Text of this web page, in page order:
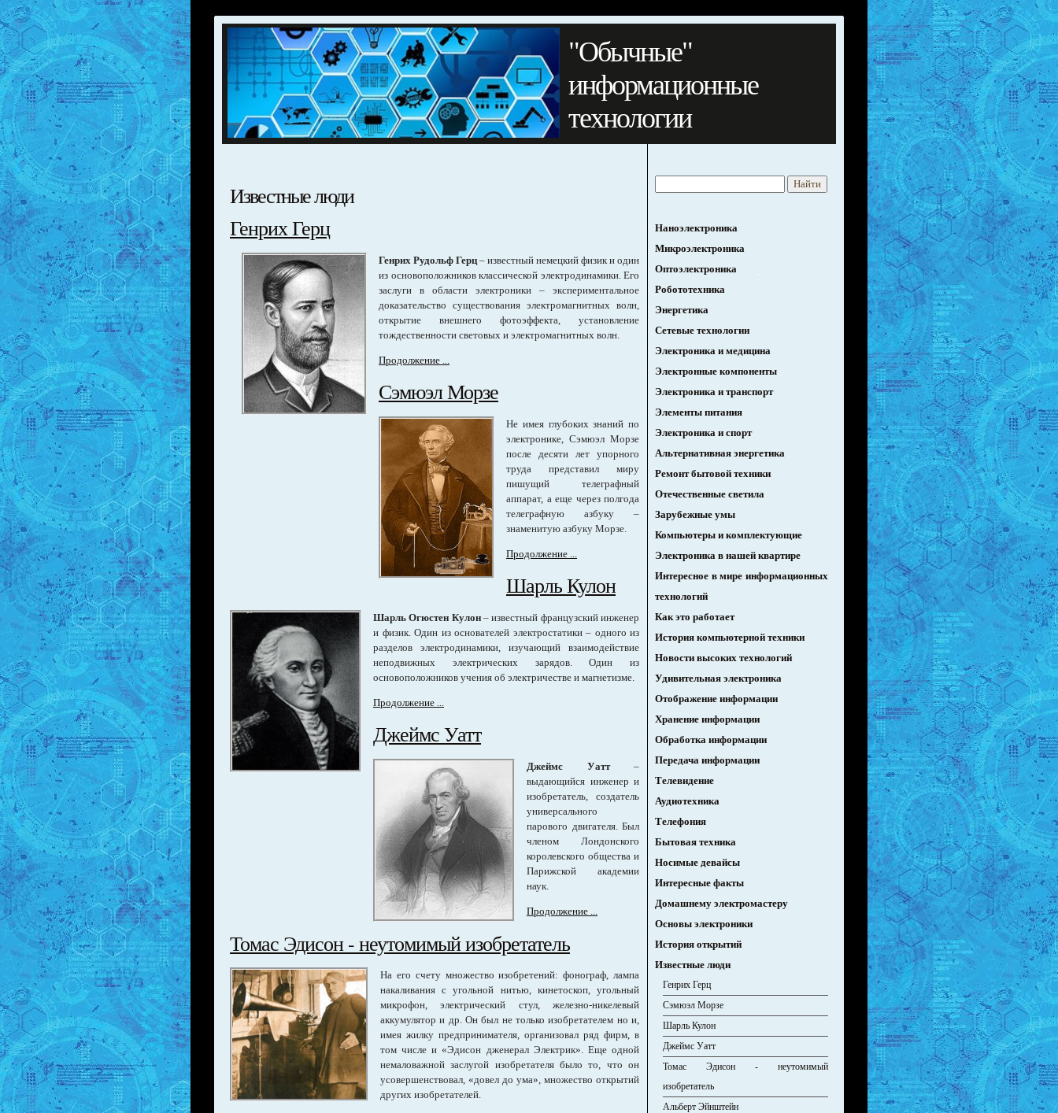
"Обычные"
информационные
технологии
Известные люди
Генрих Герц
Генрих Рудольф Герц – известный немецкий физик и один
из основоположников классической электродинамики. Его
заслуги в области электроники – экспериментальное
доказательство существования электромагнитных волн,
открытие внешнего фотоэффекта, установление
тождественности световых и электромагнитных волн.
Продолжение ...
Сэмюэл Морзе
Не имея глубоких знаний по
электронике, Сэмюэл Морзе
после десяти лет упорного
труда представил миру
пишущий телеграфный
аппарат, а еще через полгода
телеграфную азбуку –
знаменитую азбуку Морзе.
Продолжение ...
Шарль Кулон
Шарль Огюстен Кулон– известный французский инженер
и физик. Один из основателей электростатики – одного из
разделов электродинамики, изучающий взаимодействие
неподвижных электрических зарядов. Один из
основоположников учения об электричестве и магнетизме.
Продолжение ...
Джеймс Уатт
Джеймс Уатт –
выдающийся инженер и
изобретатель, создатель
универсального
парового двигателя. Был
членом Лондонского
королевского общества и
Парижской академии
наук.
Продолжение ...
Томас Эдисон - неутомимый изобретатель
На его счету множество изобретений: фонограф, лампа
накаливания с угольной нитью, кинетоскоп, угольный
микрофон, электрический стул, железно-никелевый
аккумулятор и др. Он был не только изобретателем но и,
имея жилку предпринимателя, организовал ряд фирм, в
том числе и «Эдисон дженерал Электрик». Еще одной
немаловажной заслугой изобретателя было то, что он
усовершенствовал, «довел до ума», множество открытий
других изобретателей.
Наноэлектроника
Микроэлектроника
Оптоэлектроника
Робототехника
Энергетика
Сетевые технологии
Электроника и медицина
Электронные компоненты
Электроника и транспорт
Элементы питания
Электроника и спорт
Альтернативная энергетика
Ремонт бытовой техники
Отечественные светила
Зарубежные умы
Компьютеры и комплектующие
Электроника в нашей квартире
Интересное в мире информационных
технологий
Как это работает
История компьютерной техники
Новости высоких технологий
Удивительная электроника
Отображение информации
Хранение информации
Обработка информации
Передача информации
Телевидение
Аудиотехника
Телефония
Бытовая техника
Носимые девайсы
Интересные факты
Домашнему электромастеру
Основы электроники
История открытий
Известные люди
Генрих Герц
Сэмюэл Морзе
Шарль Кулон
Джеймс Уатт
Томас Эдисон - неутомимый
изобретатель
Альберт Эйнштейн